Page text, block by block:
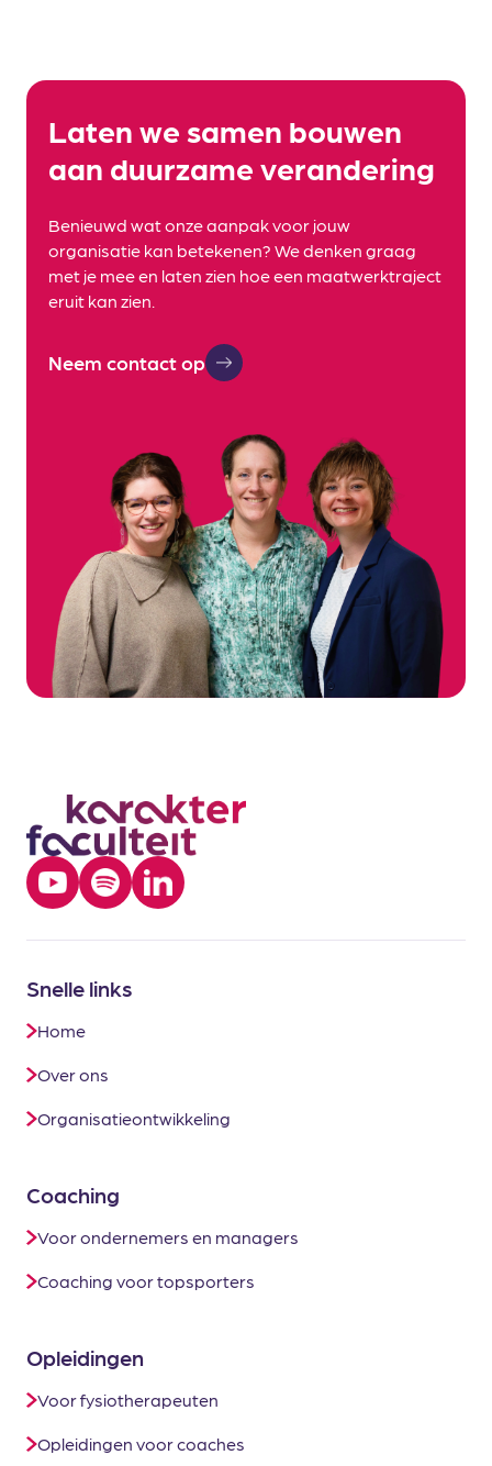
Laten we samen bouwen
aan duurzame verandering
Benieuwd wat onze aanpak voor jouw
organisatie kan betekenen? We denken graag
met je mee en laten zien hoe een maatwerktraject
eruit kan zien.
Neem contact op
Snelle links
Home
Over ons
Organisatieontwikkeling
Coaching
Voor ondernemers en managers
Coaching voor topsporters
Opleidingen
Voor fysiotherapeuten
Opleidingen voor coaches